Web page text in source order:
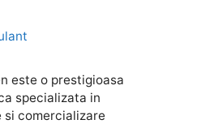
este o prestigioasa
specializata in
comercializare